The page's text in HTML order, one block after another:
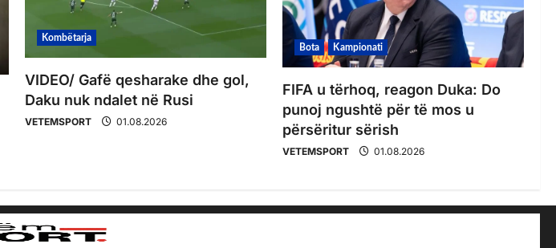
Kombëtarja
VIDEO/ Gafë qesharake dhe gol,
Daku nuk ndalet në Rusi
VETEMSPORT 01.08.2026
Bota Kampionati
FIFA u tërhoq, reagon Duka: Do
punoj ngushtë për të mos u
përsëritur sërish
VETEMSPORT 01.08.2026